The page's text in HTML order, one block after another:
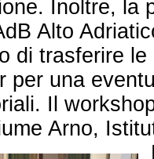
Inoltre, la
Alto
di trasferire
per una
Il
Arno,